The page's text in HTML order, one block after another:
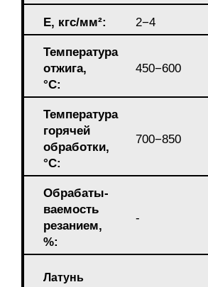
E, кгс/мм²: 2−4
Температура
отжига,
°С:
450−600
Температура
горячей
обработки,
°C:
700−850
Обрабаты-
ваемость
резанием,
%:
-
Латунь